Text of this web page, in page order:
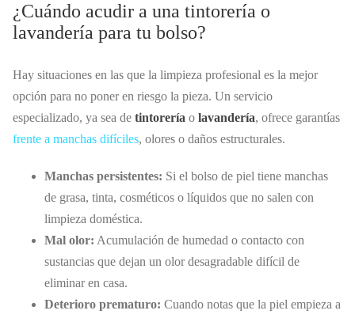
¿Cuándo acudir a una tintorería o
lavandería para tu bolso?
Hay situaciones en las que la limpieza profesional es la mejor
opción para no poner en riesgo la pieza. Un servicio
especializado, ya sea de tintorería o lavandería, ofrece garantías
frente a manchas difíciles, olores o daños estructurales.
Manchas persistentes: Si el bolso de piel tiene manchas
de grasa, tinta, cosméticos o líquidos que no salen con
limpieza doméstica.
Mal olor: Acumulación de humedad o contacto con
sustancias que dejan un olor desagradable difícil de
eliminar en casa.
Deterioro prematuro: Cuando notas que la piel empieza a